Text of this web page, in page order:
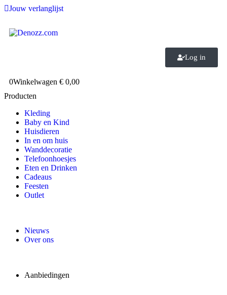
Jouw verlanglijst
Log in
0Winkelwagen € 0,00
Producten
Kleding
Baby en Kind
Huisdieren
In en om huis
Wanddecoratie
Telefoonhoesjes
Eten en Drinken
Cadeaus
Feesten
Outlet
Nieuws
Over ons
Aanbiedingen